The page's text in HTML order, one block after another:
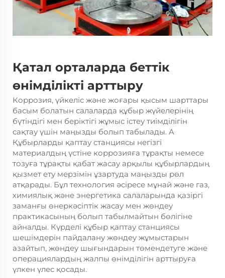
Қатал орталарда беттік
өнімділікті арттыру
Коррозия, үйкеліс және жоғары қысым шарттары
басым болатын салаларда құбыр жүйелерінің
бүтіндігі мен беріктігі жұмыс істеу тиімділігін
сақтау үшін маңызды болып табылады. A
Құбырларды қаптау станциясы негізгі
материалдың үстіне коррозияға тұрақты немесе
тозуға тұрақты қабат жасау арқылы құбырлардың
қызмет ету мерзімін ұзартуда маңызды рөл
атқарады. Бұл технология әсіресе мұнай және газ,
химиялық және энергетика салаларында қазіргі
заманғы өнеркәсіптік жасау мен жөндеу
практикасының болып табылмайтын бөлігіне
айналды. Күрделі құбыр қаптау станциясы
шешімдерін пайдалану жөндеу жұмыстарын
азайтып, жөндеу шығындарын төмендетуге және
операциялардың жалпы өнімділігін арттыруға
үлкен үлес қосады.